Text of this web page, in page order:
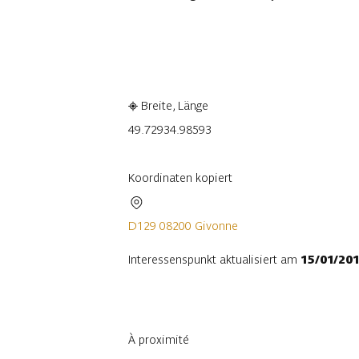
Breite, Länge
49.72934.98593
Koordinaten kopiert
D129 08200 Givonne
Interessenspunkt aktualisiert am 15/01/
À proximité